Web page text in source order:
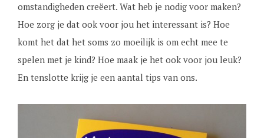
omstandigheden creëert. Wat heb je nodig voor maken?
Hoe zorg je dat ook voor jou het interessant is? Hoe
komt het dat het soms zo moeilijk is om echt mee te
spelen met je kind? Hoe maak je het ook voor jou leuk?
En tenslotte krijg je een aantal tips van ons.